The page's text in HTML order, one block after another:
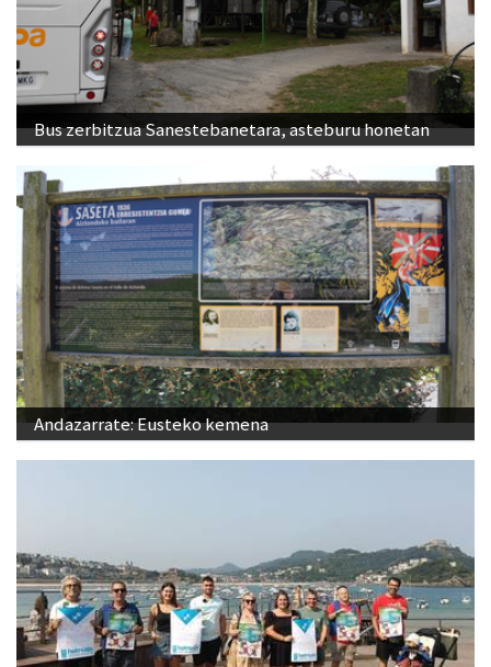
Bus zerbitzua Sanestebanetara, asteburu honetan
Andazarrate: Eusteko kemena